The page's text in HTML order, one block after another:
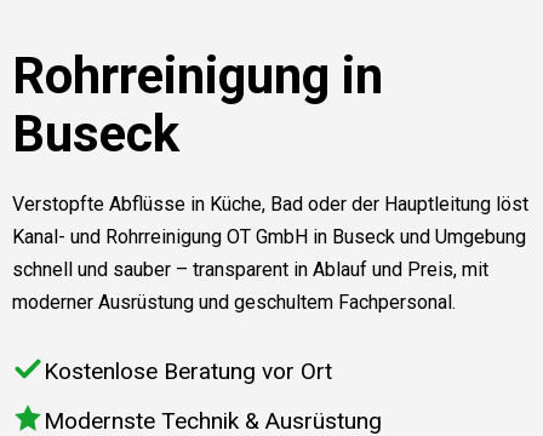
Rohrreinigung in
Buseck
Verstopfte Abflüsse in Küche, Bad oder der Hauptleitung löst
Kanal- und Rohrreinigung OT GmbH in Buseck und Umgebung
schnell und sauber – transparent in Ablauf und Preis, mit
moderner Ausrüstung und geschultem Fachpersonal.
Kostenlose Beratung vor Ort
Modernste Technik & Ausrüstung